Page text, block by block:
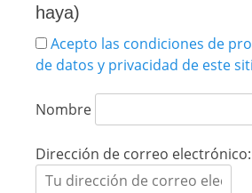
haya)
Acepto las condiciones de
de datos y privacidad de este
Nombre
Dirección de correo electrónico: